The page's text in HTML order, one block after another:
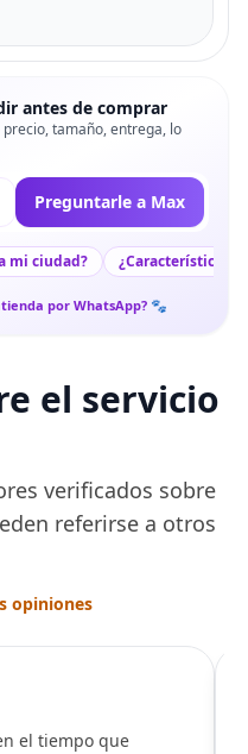
antes de comprar
tamaño, entrega, lo
Preguntarle a Max
mi ciudad? ¿Características
por WhatsApp? 🐾
el servicio
verificados sobre
referirse a otros
opiniones
el tiempo que